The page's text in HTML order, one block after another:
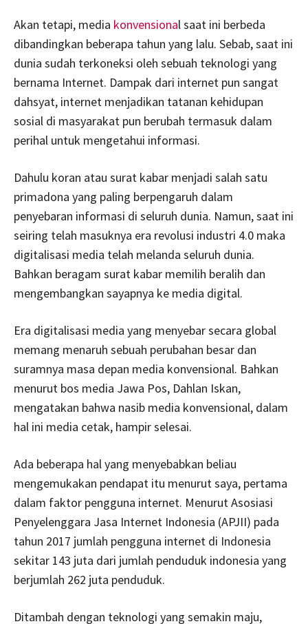
Akan tetapi, media konvensional saat ini berbeda
dibandingkan beberapa tahun yang lalu. Sebab, saat ini
dunia sudah terkoneksi oleh sebuah teknologi yang
bernama Internet. Dampak dari internet pun sangat
dahsyat, internet menjadikan tatanan kehidupan
sosial di masyarakat pun berubah termasuk dalam
perihal untuk mengetahui informasi.
Dahulu koran atau surat kabar menjadi salah satu
primadona yang paling berpengaruh dalam
penyebaran informasi di seluruh dunia. Namun, saat ini
seiring telah masuknya era revolusi industri 4.0 maka
digitalisasi media telah melanda seluruh dunia.
Bahkan beragam surat kabar memilih beralih dan
mengembangkan sayapnya ke media digital.
Era digitalisasi media yang menyebar secara global
memang menaruh sebuah perubahan besar dan
suramnya masa depan media konvensional. Bahkan
menurut bos media Jawa Pos, Dahlan Iskan,
mengatakan bahwa nasib media konvensional, dalam
hal ini media cetak, hampir selesai.
Ada beberapa hal yang menyebabkan beliau
mengemukakan pendapat itu menurut saya, pertama
dalam faktor pengguna internet. Menurut Asosiasi
Penyelenggara Jasa Internet Indonesia (APJII) pada
tahun 2017 jumlah pengguna internet di Indonesia
sekitar 143 juta dari jumlah penduduk indonesia yang
berjumlah 262 juta penduduk.
Ditambah dengan teknologi yang semakin maju,